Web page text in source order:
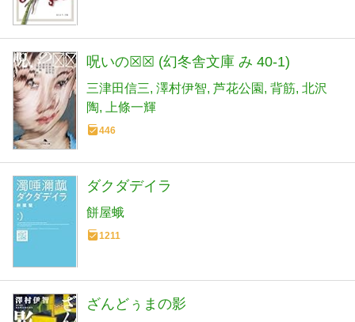
呪いの☒☒ (幻冬舎文庫 み 40-1)
三津田信三 澤村伊智 芦花公園 背筋 北沢
陶
上條一輝
446
ダクダデイラ
餅屋蛾
1211
ざんどぅまの影